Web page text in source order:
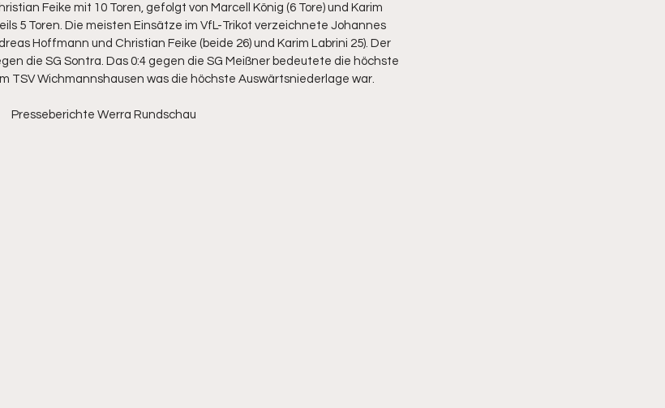
Feike mit 10 Toren, gefolgt von Marcell König (6 Tore) und Karim
5 Toren. Die meisten Einsätze im VfL-Trikot verzeichnete Johannes
Hoffmann und Christian Feike (beide 26) und Karim Labrini 25). Der
die SG Sontra. Das 0:4 gegen die SG Meißner bedeutete die höchste
TSV Wichmannshausen was die höchste Auswärtsniederlage war.
Presseberichte Werra Rundschau